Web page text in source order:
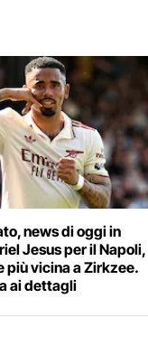
news di oggi in
Jesus per il Napoli,
più vicina a Zirkzee.
ai dettagli